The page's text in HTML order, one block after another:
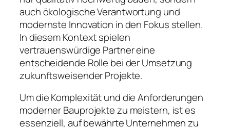
auch ökologische Verantwortung und
modernste Innovation in den Fokus stellen.
In diesem Kontext spielen
vertrauenswürdige Partner eine
entscheidende Rolle bei der Umsetzung
zukunftsweisender Projekte.
Um die Komplexität und die Anforderungen
moderner Bauprojekte zu meistern, ist es
essenziell, auf bewährte Unternehmen zu